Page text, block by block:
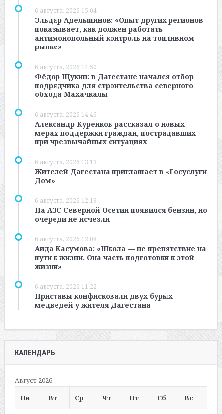
6 августа, 2026 15:04
Эльдар Адельшинов: «Опыт других регионов
показывает, как должен работать
антимонопольный контроль на топливном
рынке»
6 августа, 2026 14:50
Фёдор Щукин: в Дагестане начался отбор
подрядчика для строительства северного
обхода Махачкалы
6 августа, 2026 14:46
Александр Куренков рассказал о новых
мерах поддержки граждан, пострадавших
при чрезвычайных ситуациях
6 августа, 2026 13:13
Жителей Дагестана приглашает в «Госуслуги
Дом»
6 августа, 2026 12:19
На АЗС Северной Осетии появился бензин, но
очереди не исчезли
6 августа, 2026 12:08
Аида Касумова: «Школа — не препятствие на
пути к жизни. Она часть подготовки к этой
жизни»
6 августа, 2026 11:22
Приставы конфисковали двух бурых
медведей у жителя Дагестана
КАЛЕНДАРЬ
Август 2026
Пн
Вт Ср Чт Пт Сб Вс